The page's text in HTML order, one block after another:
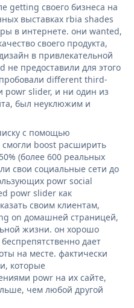
getting своего бизнеса на
выставках rbia shades
в интернете. они wanted,
своего продукта,
в привлекательной
не предоставили для этого
different third-
slider, и ни один из
был неуклюжим и
с помощью
boost расширить
(более 600 реальных
свои социальные сети до
powr social
powr slider как
своим клиентам,
on домашней страницей,
жизни. он хорошо
дает
на месте. фактически
которые
powr на их сайте,
чем любой другой